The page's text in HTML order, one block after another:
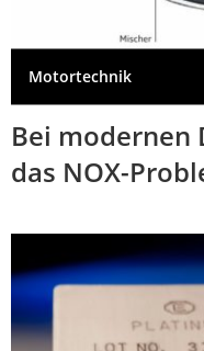
Motortechnik
Bei modernen
das NOX-